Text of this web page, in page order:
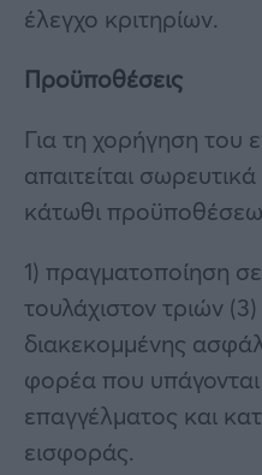
έλεγχο κριτηρίων.
Προϋποθέσεις
Για τη χορήγηση του
απαιτείται
κάτωθι
1) πραγματοποίηση
τουλάχιστον τριών
διακεκομμένης
φορέα που
επαγγέλματος και
εισφοράς.